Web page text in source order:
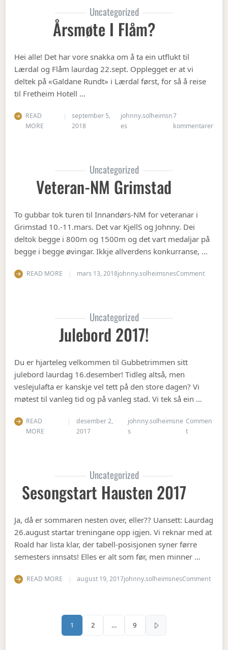
Uncategorized
Årsmøte I Flåm?
Hei alle! Det har vore snakka om å ta ein utflukt til
Lærdal og Flåm laurdag 22.sept. Opplegget er at vi
deltek på «Galdane Rundt» i Lærdal først, for så å reise
til Fretheim Hotell …
READ
MORE
september 5,
2018
johnny.solheimsn
es
7
kommentarertil
Uncategorized
Veteran-NM Grimstad
To gubbar tok turen til Innandørs-NM for veteranar i
Grimstad 10.-11.mars. Det var KjellS og Johnny. Dei
deltok begge i 800m og 1500m og det vart medaljar på
begge i begge øvingar. Ikkje allverdens konkurranse, …
READ MORE mars 13, 2018johnny.solheimsnesCommenton
Uncategorized
Julebord 2017!
Du er hjarteleg velkommen til Gubbetrimmen sitt
julebord laurdag 16.desember! Tidleg altså, men
veslejulafta er kanskje vel tett på den store dagen? Vi
møtest til vanleg tid og på vanleg stad. Vi tek så ein …
READ
MORE
desember 2,
2017
johnny.solheimsne
s
Commen
ton Julebord
Uncategorized
Sesongstart Hausten 2017
Ja, då er sommaren nesten over, eller?? Uansett: Laurdag
26.august startar treningane opp igjen. Vi reknar med at
Roald har lista klar, der tabell-posisjonen syner førre
semesters innsats! Elles er alt som før, men minner …
READ MORE august 19, 2017johnny.solheimsnesCommenton
Sidepaginering
1 2 … 9